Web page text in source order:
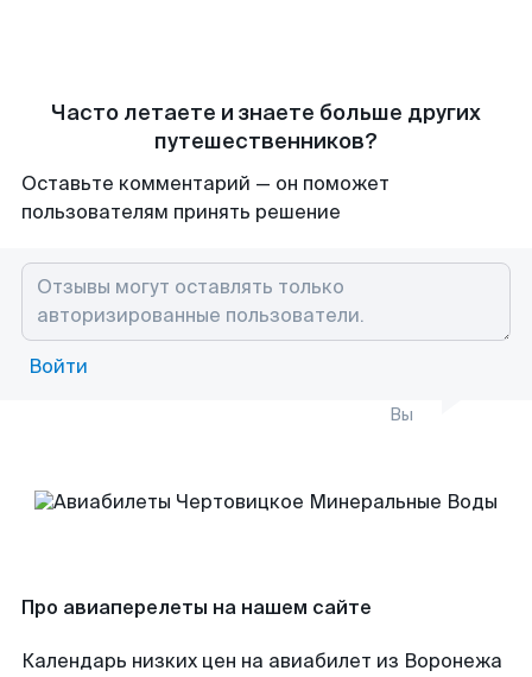
Часто летаете и знаете больше других
путешественников?
Оставьте комментарий — он поможет
пользователям принять решение
Войти
Вы
Про авиаперелеты на нашем сайте
Календарь низких цен на авиабилет из Воронежа